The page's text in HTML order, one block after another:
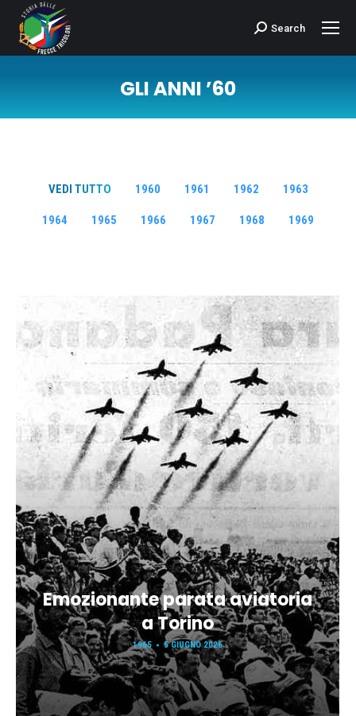
Cerca:Search
GLI ANNI ’60
VEDI TUTTO 1960 1961 1962 1963
1964 1965 1966 1967 1968 1969
Emozionante parata aviatoria
a Torino
1965 5 GIUGNO 2026